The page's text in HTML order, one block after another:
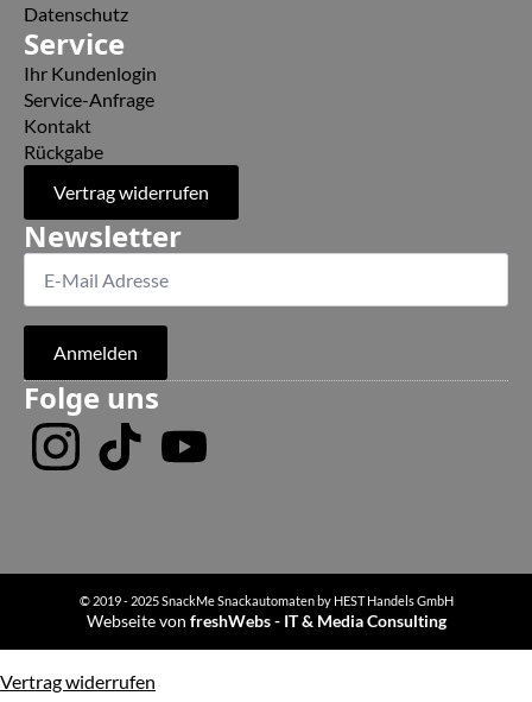
Datenschutz
Service
Ihr Kundenlogin
Service-Anfrage
Kontakt
Rückgabe
Vertrag widerrufen
Newsletter
Anmelden
Folge uns
© 2019 - 2025 SnackMe Snackautomaten by HEST Handels GmbH
Webseite von freshWebs - IT & Media Consulting
Vertrag widerrufen